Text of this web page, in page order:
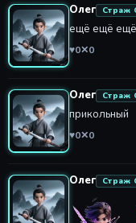
Олег Страж
ещё ещё ещё
♥0✕0
Олег Страж
прикольный
♥0✕0
Олег Страж